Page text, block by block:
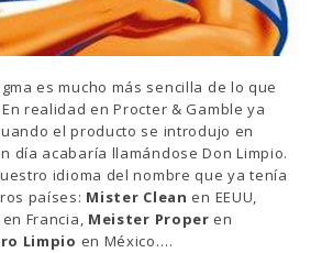
es mucho más sencilla de lo que
realidad en Procter & Gamble ya
el producto se introdujo en
día acabaría llamándose Don Limpio.
idioma del nombre que ya tenía
países: Mister Clean en EEUU,
en Francia, Meister Proper en
Limpio en México….